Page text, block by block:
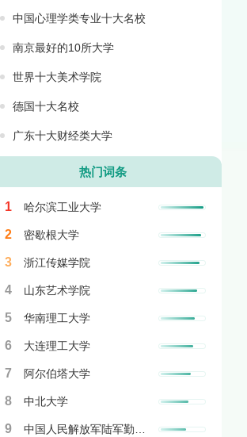
中国心理学类专业十大名校
南京最好的10所大学
世界十大美术学院
德国十大名校
广东十大财经类大学
热门词条
1 哈尔滨工业大学
2 密歇根大学
3 浙江传媒学院
4 山东艺术学院
5 华南理工大学
6 大连理工大学
7 阿尔伯塔大学
8 中北大学
9 中国人民解放军陆军勤务学院